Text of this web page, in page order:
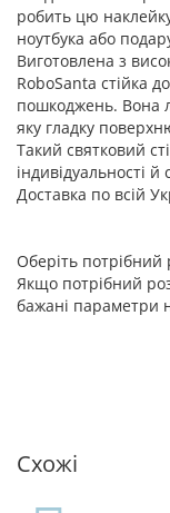
робить цю
ноутбука або
Виготовлена з
RoboSanta стійка
пошкоджень. Вона
яку гладку
Такий святковий
індивідуальності
Доставка по всій
Оберіть потрібний
Якщо потрібний
бажані параметри
Схожі